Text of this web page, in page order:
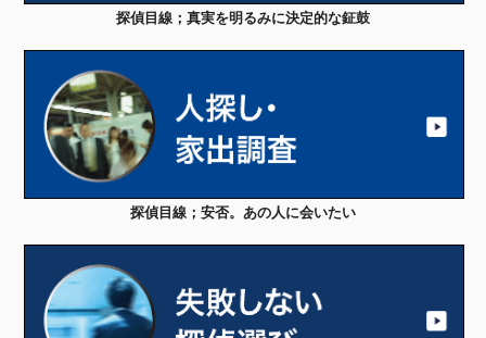
探偵目線；真実を明るみに決定的な鉦鼓
探偵目線；安否。あの人に会いたい